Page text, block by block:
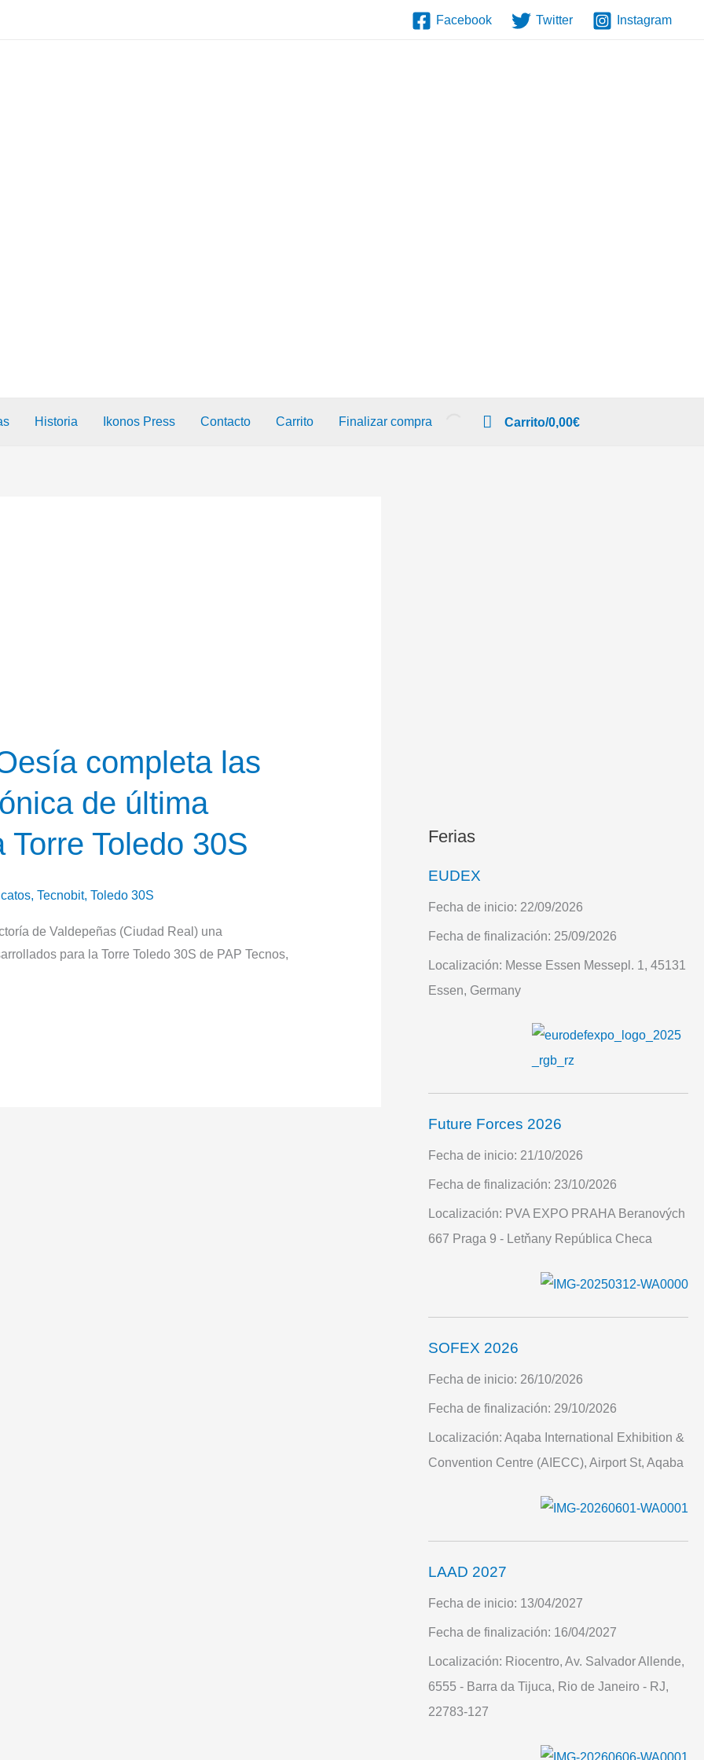
Facebook Twitter Instagram
Historia Ikonos Press Contacto Carrito Finalizar compra Carrito/0,00€
completa las
de última
Toledo 30S
, Tecnobit, Toledo 30S
de Valdepeñas (Ciudad Real) una
para la Torre Toledo 30S de PAP Tecnos,
Ferias
EUDEX
Fecha de inicio: 22/09/2026
Fecha de finalización: 25/09/2026
Localización: Messe Essen Messepl. 1, 45131
Essen, Germany
Future Forces 2026
Fecha de inicio: 21/10/2026
Fecha de finalización: 23/10/2026
Localización: PVA EXPO PRAHA Beranových
667 Praga 9 - Letňany República Checa
SOFEX 2026
Fecha de inicio: 26/10/2026
Fecha de finalización: 29/10/2026
Localización: Aqaba International Exhibition &
Convention Centre (AIECC), Airport St, Aqaba
LAAD 2027
Fecha de inicio: 13/04/2027
Fecha de finalización: 16/04/2027
Localización: Riocentro, Av. Salvador Allende,
6555 - Barra da Tijuca, Rio de Janeiro - RJ,
22783-127